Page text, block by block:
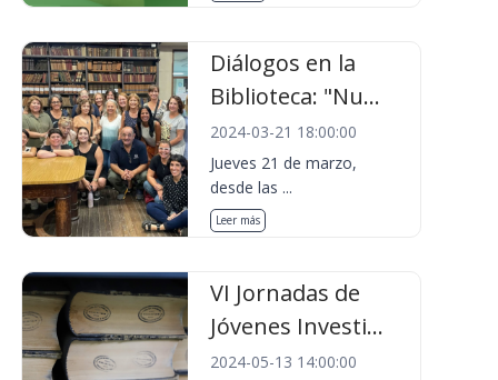
Diálogos en la
Biblioteca: "Nu...
2024-03-21 18:00:00
Jueves 21 de marzo,
desde las ...
Leer más
VI Jornadas de
Jóvenes Investi...
2024-05-13 14:00:00